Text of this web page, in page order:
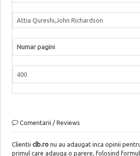
Attia Qureshi,John Richardson
Numar pagini
400
Comentarii / Reviews
Clientii clb.ronu au adaugat inca opinii
primul care adauga o parere, folosind